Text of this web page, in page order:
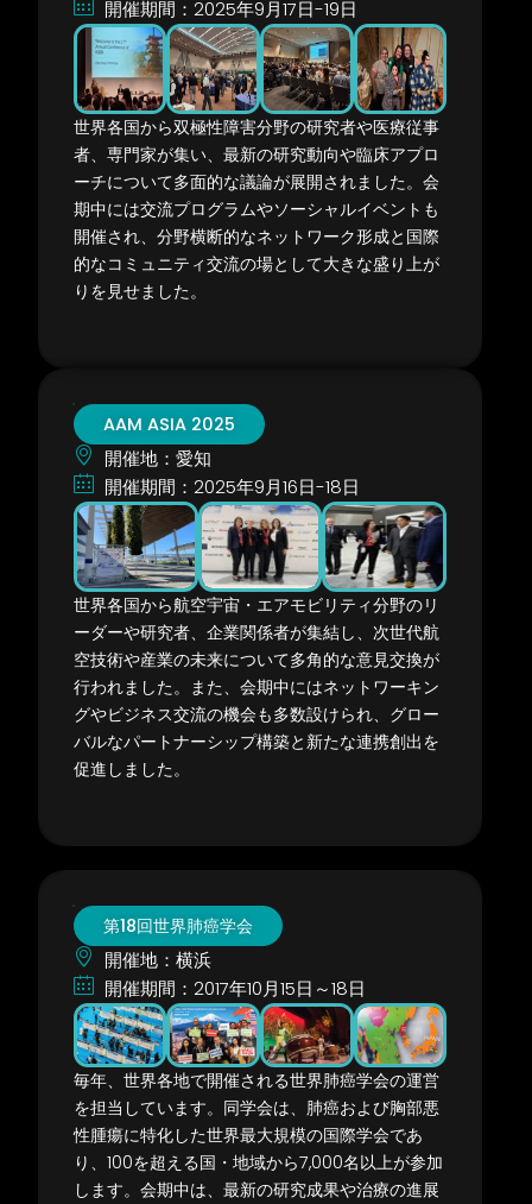
開催期間：2025年9月17日-19日
世界各国から双極性障害分野の研究者や医療従事
者、専門家が集い、最新の研究動向や臨床アプロ
ーチについて多面的な議論が展開されました。会
期中には交流プログラムやソーシャルイベントも
開催され、分野横断的なネットワーク形成と国際
的なコミュニティ交流の場として大きな盛り上が
りを見せました。
AAM ASIA 2025
開催地：愛知
開催期間：2025年9月16日-18日
世界各国から航空宇宙・エアモビリティ分野のリ
ーダーや研究者、企業関係者が集結し、次世代航
空技術や産業の未来について多角的な意見交換が
行われました。また、会期中にはネットワーキン
グやビジネス交流の機会も多数設けられ、グロー
バルなパートナーシップ構築と新たな連携創出を
促進しました。
第18回世界肺癌学会
開催地：横浜
開催期間：2017年10月15日～18日
毎年、世界各地で開催される世界肺癌学会の運営
を担当しています。同学会は、肺癌および胸部悪
性腫瘍に特化した世界最大規模の国際学会であ
り、 100を超える国・地域から7,000名以上が参加
します。会期中は、最新の研究成果や治療の進展